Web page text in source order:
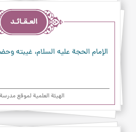
الإمام الحجة عليه السلام، غيبته
الهیئة العلمیة لموقع